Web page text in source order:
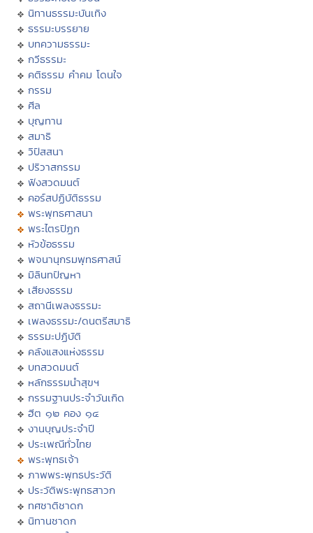
นิทานธรรมะบันเทิง
ธรรมะบรรยาย
บทความธรรมะ
กวีธรรมะ
คติธรรม คำคม โดนใจ
กรรม
ศีล
บุญทาน
สมาธิ
วิปัสสนา
ปริวาสกรรม
ฟังสวดมนต์
คอร์สปฏิบัติธรรม
พระพุทธศาสนา
พระไตรปิฏก
หัวข้อธรรม
พจนานุกรมพุทธศาสน์
มิลินทปัญหา
เสียงธรรม
สถานีเพลงธรรมะ
เพลงธรรมะ/ดนตรีสมาธิ
ธรรมะปฏิบัติ
คลังแสงแห่งธรรม
บทสวดมนต์
หลักธรรมนำสุขฯ
กรรมฐานประจำวันเกิด
ฮีต ๑๒ คอง ๑๔
งานบุญประจำปี
ประเพณีทั่วไทย
พระพุทธเจ้า
ภาพพระพุทธประวัติ
ประวัติพระพุทธสาวก
ทศชาติชาดก
นิทานชาดก